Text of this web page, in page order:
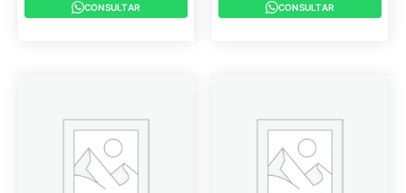
CONSULTAR CONSULTAR